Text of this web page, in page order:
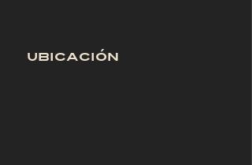
UBICACIÓN